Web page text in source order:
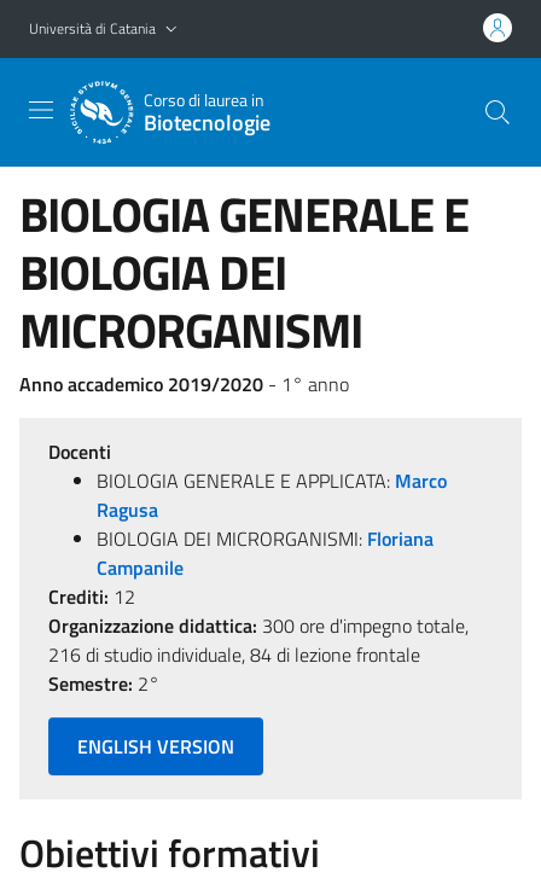
Vai al contenuto principale
Vai al menu di navigazione
Università di Catania
Corso di laurea in
Biotecnologie
BIOLOGIA GENERALE E
BIOLOGIA DEI
MICRORGANISMI
Anno accademico 2019/2020 - 1° anno
Docenti
BIOLOGIA GENERALE E APPLICATA: Marco
Ragusa
BIOLOGIA DEI MICRORGANISMI: Floriana
Campanile
Crediti: 12
Organizzazione didattica: 300 ore d'impegno totale,
216 di studio individuale, 84 di lezione frontale
Semestre: 2°
ENGLISH VERSION
Obiettivi formativi